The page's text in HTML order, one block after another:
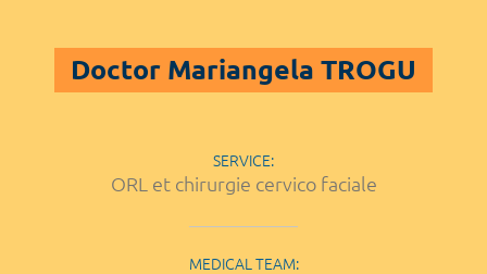
Doctor Mariangela TROGU
SERVICE:
ORL et chirurgie cervico faciale
MEDICAL TEAM: